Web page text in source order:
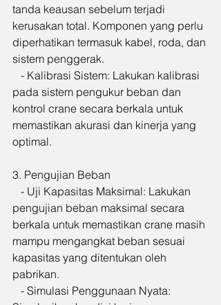
tanda keausan sebelum terjadi
kerusakan total. Komponen yang perlu
diperhatikan termasuk kabel, roda, dan
sistem penggerak.
- Kalibrasi Sistem: Lakukan kalibrasi
pada sistem pengukur beban dan
kontrol crane secara berkala untuk
memastikan akurasi dan kinerja yang
optimal.
3. Pengujian Beban
- Uji Kapasitas Maksimal: Lakukan
pengujian beban maksimal secara
berkala untuk memastikan crane masih
mampu mengangkat beban sesuai
kapasitas yang ditentukan oleh
pabrikan.
- Simulasi Penggunaan Nyata: